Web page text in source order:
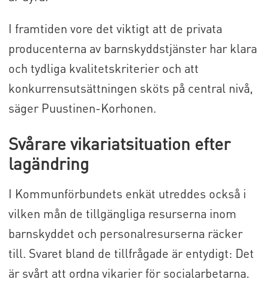
I framtiden vore det viktigt att de privata
producenterna av barnskyddstjänster har klara
och tydliga kvalitetskriterier och att
konkurrensutsättningen sköts på central nivå,
säger Puustinen-Korhonen.
Svårare vikariatsituation efter
lagändring
I Kommunförbundets enkät utreddes också i
vilken mån de tillgängliga resurserna inom
barnskyddet och personalresurserna räcker
till. Svaret bland de tillfrågade är entydigt: Det
är svårt att ordna vikarier för socialarbetarna.